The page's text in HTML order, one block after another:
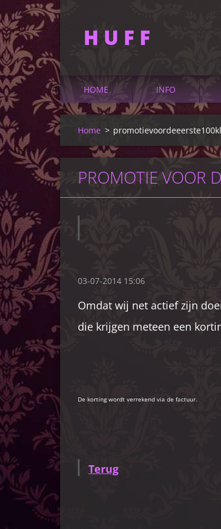
H U F F
HOME INFO
Home >
PROMOTIE VOOR
03-07-2014 15:06
Omdat wij net actief zijn
die krijgen meteen een
De korting wordt verrekend via de factuur.
Terug